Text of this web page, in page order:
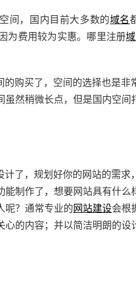
间，国内目前大多数的域名
为费用较为实惠。哪里注册
购买了，空间的选择也是非
然稍微长点，但是国内空
了，规划好你的网站的需求
制作了，想要网站具有什么
呢？通常专业的网站建设会根
的内容；并以简洁明朗的设